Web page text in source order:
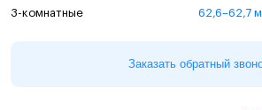
3-комнатные 62,6–62,7
Заказать обратный